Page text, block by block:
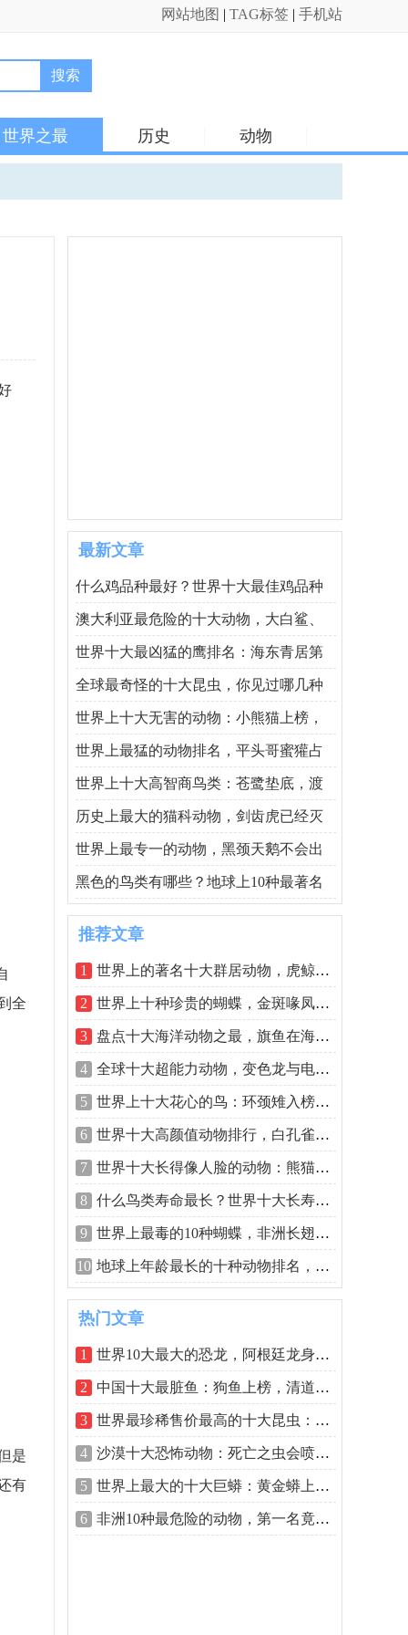
网站地图 | TAG标签 | 手机站
搜索
世界之最 历史 动物
全
是
有
最新文章
什么鸡品种最好？世界十大最佳鸡品种
澳大利亚最危险的十大动物，大白鲨、
世界十大最凶猛的鹰排名：海东青居第
全球最奇怪的十大昆虫，你见过哪几种
世界上十大无害的动物：小熊猫上榜，
世界上最猛的动物排名，平头哥蜜獾占
世界上十大高智商鸟类：苍鹭垫底，渡
历史上最大的猫科动物，剑齿虎已经灭
世界上最专一的动物，黑颈天鹅不会出
黑色的鸟类有哪些？地球上10种最著名
推荐文章
1 世界上的著名十大群居动物，虎鲸排第一
2 世界上十种珍贵的蝴蝶，金斑喙凤蝶占据
3 盘点十大海洋动物之最，旗鱼在海洋中速
4 全球十大超能力动物，变色龙与电鳗位居
5 世界上十大花心的鸟：环颈雉入榜，丘鹬
6 世界十大高颜值动物排行，白孔雀排第一
7 世界十大长得像人脸的动物：熊猫上榜，
8 什么鸟类寿命最长？世界十大长寿的鸟类
9 世界上最毒的10种蝴蝶，非洲长翅凤蝶排
10 地球上年龄最长的十种动物排名，灯塔水
热门文章
1 世界10大最大的恐龙，阿根廷龙身长约1
2 中国十大最脏鱼：狗鱼上榜，清道夫一枝
3 世界最珍稀售价最高的十大昆虫：彩虹锹
4 沙漠十大恐怖动物：死亡之虫会喷出毒液
5 世界上最大的十大巨蟒：黄金蟒上榜，第
6 非洲10种最危险的动物，第一名竟是小小